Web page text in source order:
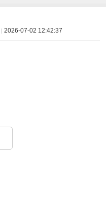
2026-07-02 12:42:37